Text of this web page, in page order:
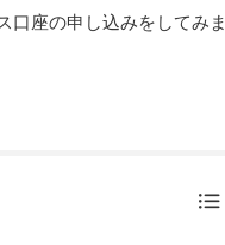
口座の申し込みをしてみ